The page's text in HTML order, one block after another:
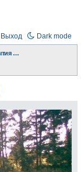
Dark mode
Выход
Прочие события и происшествия